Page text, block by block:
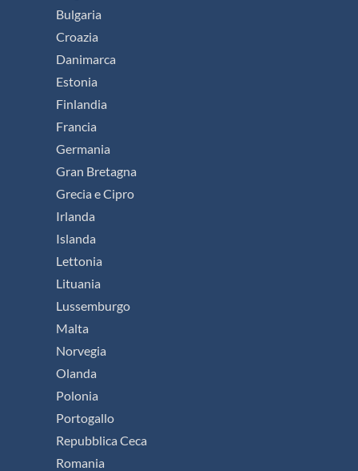
Bulgaria
Croazia
Danimarca
Estonia
Finlandia
Francia
Germania
Gran Bretagna
Grecia e Cipro
Irlanda
Islanda
Lettonia
Lituania
Lussemburgo
Malta
Norvegia
Olanda
Polonia
Portogallo
Repubblica Ceca
Romania